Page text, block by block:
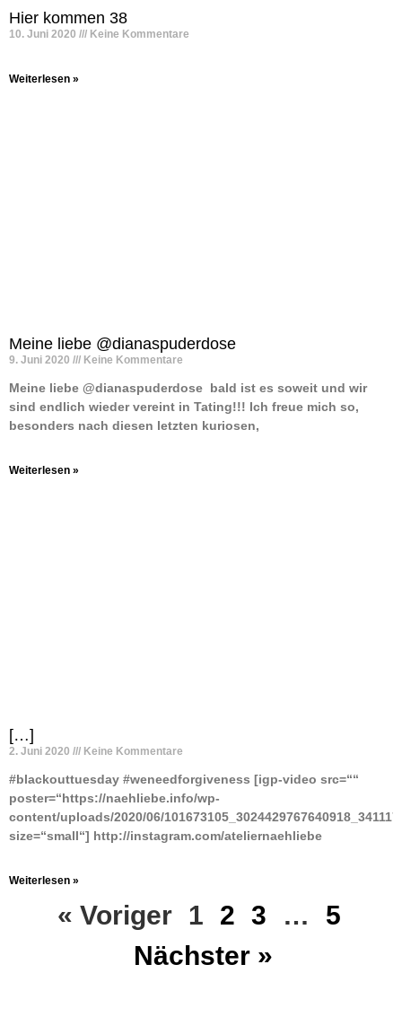
Hier kommen 38
10. Juni 2020 Keine Kommentare
Weiterlesen »
Meine liebe @dianaspuderdose
9. Juni 2020 Keine Kommentare
Meine liebe @dianaspuderdose ️ bald ist es soweit und wir
sind endlich wieder vereint in Tating!!! Ich freue mich so,
besonders nach diesen letzten kuriosen,
Weiterlesen »
[…]
2. Juni 2020 Keine Kommentare
#blackouttuesday #weneedforgiveness [igp-video src=““
poster=“https://naehliebe.info/wp-
content/uploads/2020/06/
size=“small“] http://instagram.com/ateliernaehliebe
Weiterlesen »
« Voriger 1 2 3 …
5
Nächster »